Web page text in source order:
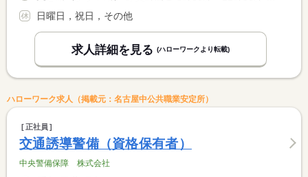
日曜日，祝日，その他
求人詳細を見る (ハローワークより転載)
ハローワーク求人（掲載元：名古屋中公共職業安定所）
正社員
交通誘導警備（資格保有者）
中央警備保障 株式会社